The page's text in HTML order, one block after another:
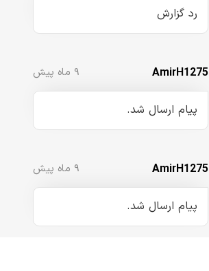
رد گزارش
AmirH1275 ۹ ماه پیش
پیام ارسال شد.
AmirH1275 ۹ ماه پیش
پیام ارسال شد.